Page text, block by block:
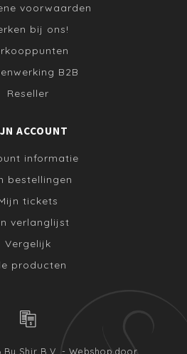
voorwaarden
bij ons!
B2B
Reseller
ACCOUNT
informatie
bestellingen
tickets
verlanglijst
Vergelijk
producten
Shir B.V. - Webshop door